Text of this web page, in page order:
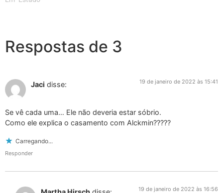
Respostas de 3
Jaci disse: 19 de janeiro de 2022 às 15:41
Se vê cada uma… Ele não deveria estar sóbrio.
Como ele explica o casamento com Alckmin?????
Carregando...
Responder
19 de janeiro de 2022 às 16:56